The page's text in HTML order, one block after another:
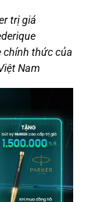
trị giá
chính thức của
Nam